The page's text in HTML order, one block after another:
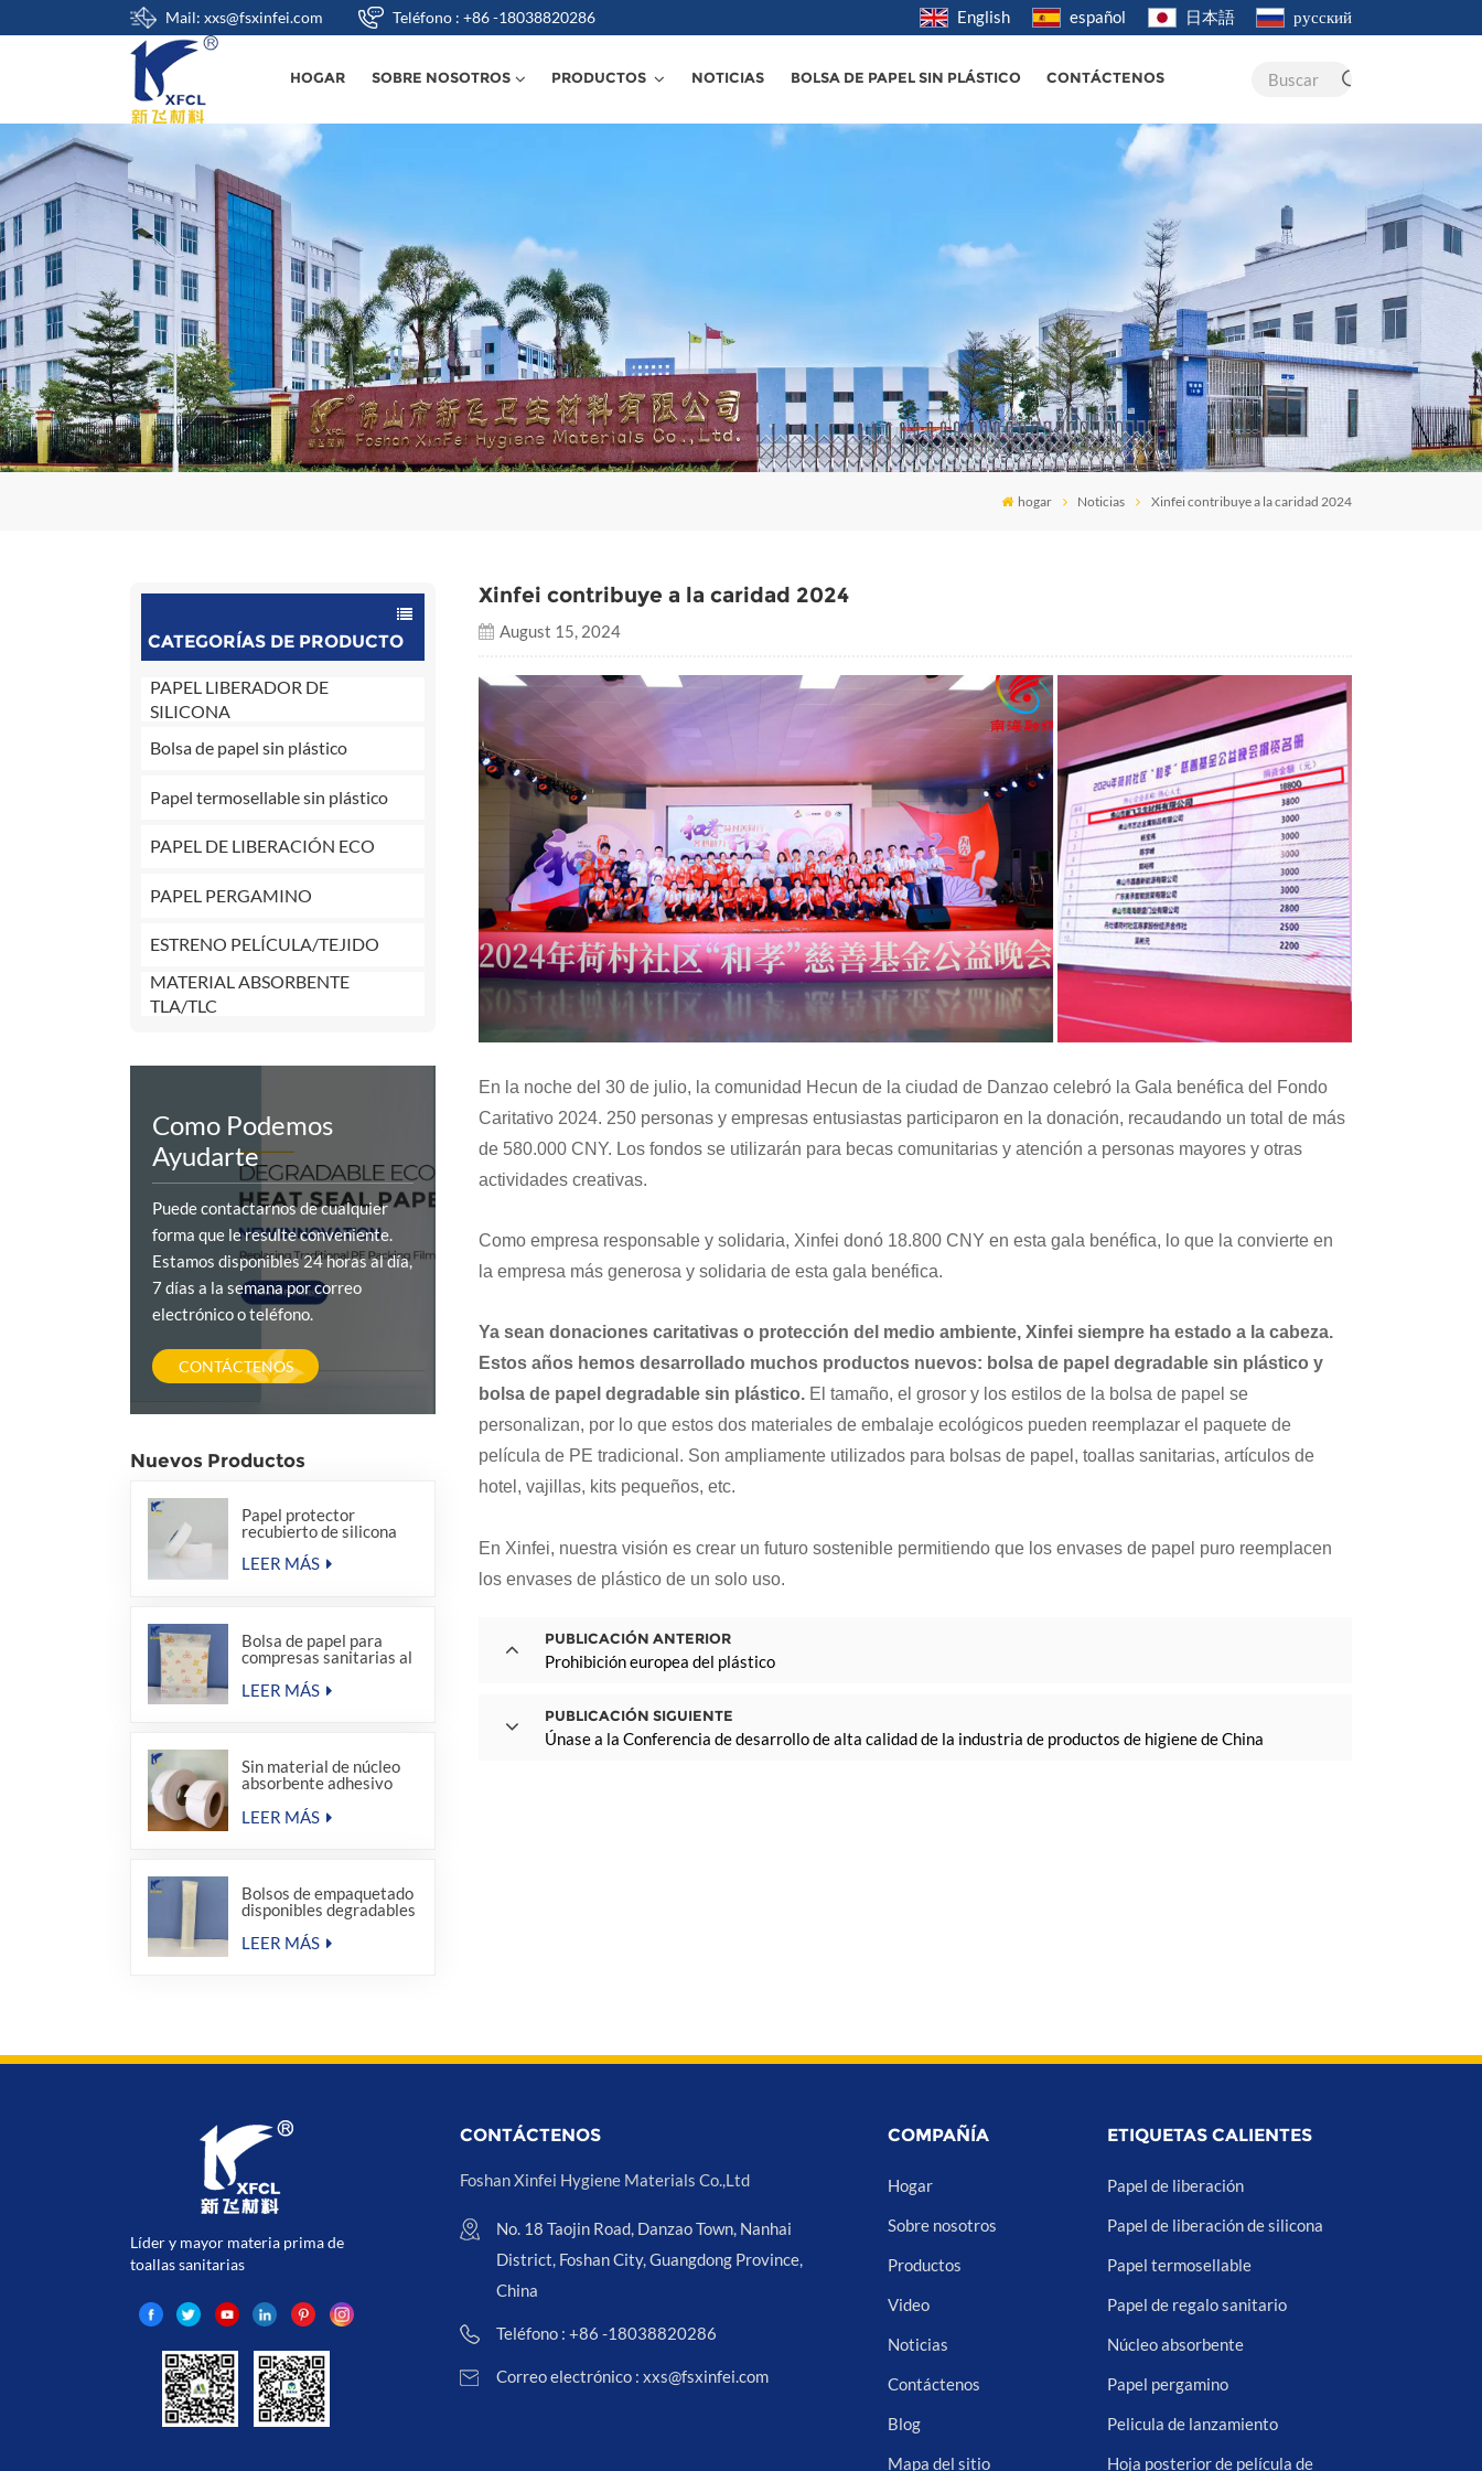
Mail: xxs@fsxinfei.com Teléfono : +86 -18038820286 English español 日本語 русский
HOGAR SOBRE NOSOTROS PRODUCTOS NOTICIAS BOLSA DE PAPEL SIN PLÁSTICO CONTÁCTENOS Buscar
hogar Noticias Xinfei contribuye a la caridad 2024
CATEGORÍAS DE PRODUCTO
PAPEL LIBERADOR DE
SILICONA
Bolsa de papel sin plástico
Papel termosellable sin plástico
PAPEL DE LIBERACIÓN ECO
PAPEL PERGAMINO
ESTRENO PELÍCULA/TEJIDO
MATERIAL ABSORBENTE
TLA/TLC
Como Podemos
Ayudarte
Puede contactarnos de cualquier
forma que le resulte conveniente.
Estamos disponibles 24 horas al día,
7 días a la semana por correo
electrónico o teléfono.
CONTÁCTENOS
Nuevos Productos
Papel protector
recubierto de silicona
LEER MÁS
Bolsa de papel para
compresas sanitarias al
por mayor de fábrica
LEER MÁS
Sin material de núcleo
absorbente adhesivo
compresas sanitarias
LEER MÁS
Bolsos de empaquetado
disponibles degradables
del sellado caliente del
equipo de amenidad del
LEER MÁS
Xinfei contribuye a la caridad 2024
August 15, 2024
En la noche del 30 de julio, la comunidad Hecun de la ciudad de Danzao celebró la Gala benéfica del Fondo
Caritativo 2024. 250 personas y empresas entusiastas participaron en la donación, recaudando un total de más
de 580.000 CNY. Los fondos se utilizarán para becas comunitarias y atención a personas mayores y otras
actividades creativas.
Como empresa responsable y solidaria, Xinfei donó 18.800 CNY en esta gala benéfica, lo que la convierte en
la empresa más generosa y solidaria de esta gala benéfica.
Ya sean donaciones caritativas o protección del medio ambiente, Xinfei siempre ha estado a la cabeza.
Estos años hemos desarrollado muchos productos nuevos: bolsa de papel degradable sin plástico y
bolsa de papel degradable sin plástico. El tamaño, el grosor y los estilos de la bolsa de papel se
personalizan, por lo que estos dos materiales de embalaje ecológicos pueden reemplazar el paquete de
película de PE tradicional. Son ampliamente utilizados para bolsas de papel, toallas sanitarias, artículos de
hotel, vajillas, kits pequeños, etc.
En Xinfei, nuestra visión es crear un futuro sostenible permitiendo que los envases de papel puro reemplacen
los envases de plástico de un solo uso.
PUBLICACIÓN ANTERIOR
Prohibición europea del plástico
PUBLICACIÓN SIGUIENTE
Únase a la Conferencia de desarrollo de alta calidad de la industria de productos de higiene de China
Líder y mayor materia prima de
toallas sanitarias
CONTÁCTENOS
Foshan Xinfei Hygiene Materials Co.,Ltd
No. 18 Taojin Road, Danzao Town, Nanhai
District, Foshan City, Guangdong Province,
China
Teléfono : +86 -18038820286
Correo electrónico : xxs@fsxinfei.com
COMPAÑÍA
Hogar
Sobre nosotros
Productos
Video
Noticias
Contáctenos
Blog
Mapa del sitio
ETIQUETAS CALIENTES
Papel de liberación
Papel de liberación de silicona
Papel termosellable
Papel de regalo sanitario
Núcleo absorbente
Papel pergamino
Pelicula de lanzamiento
Hoja posterior de película de